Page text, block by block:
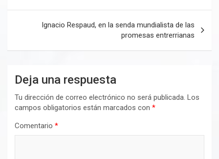
entradasIgnacio Respaud, en la senda mundialista de las
promesas entrerrianas
Deja una respuesta
Tu dirección de correo electrónico no será publicada. Los
campos obligatorios están marcados con *
Comentario *